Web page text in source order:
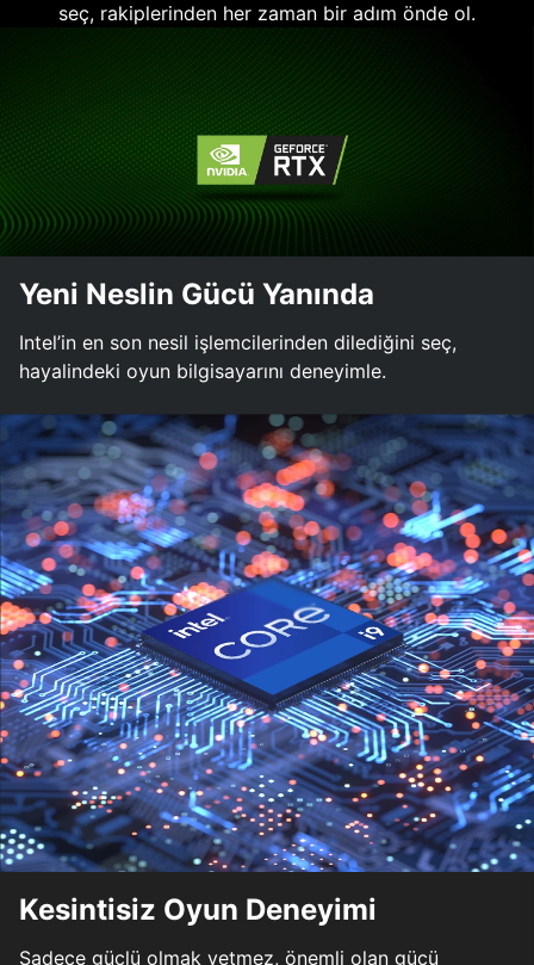
seç, rakiplerinden her zaman bir adım önde ol.
Yeni Neslin Gücü Yanında
Intel’in en son nesil işlemcilerinden dilediğini seç,
hayalindeki oyun bilgisayarını deneyimle.
Kesintisiz Oyun Deneyimi
Sadece güçlü olmak yetmez, önemli olan gücü